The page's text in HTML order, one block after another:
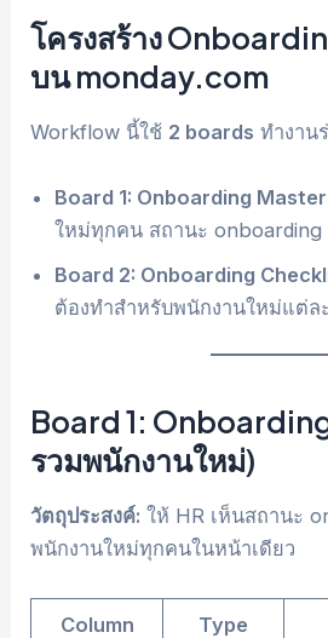
โครงสร้าง
บน monday.com
Workflow นี้ใช้ 2 boards ทำงาน
Board 1: Onboarding Master
ใหม่ทุกคน สถานะ
Board 2: Onboarding
ต้องทำสำหรับพนักงานใหม่แต่ล
Board 1:
รวมพนักงานใหม่)
วัตถุประสงค์: ให้ HR เห็นสถานะ
พนักงานใหม่ทุกคนในหน้าเดียว
Column Type